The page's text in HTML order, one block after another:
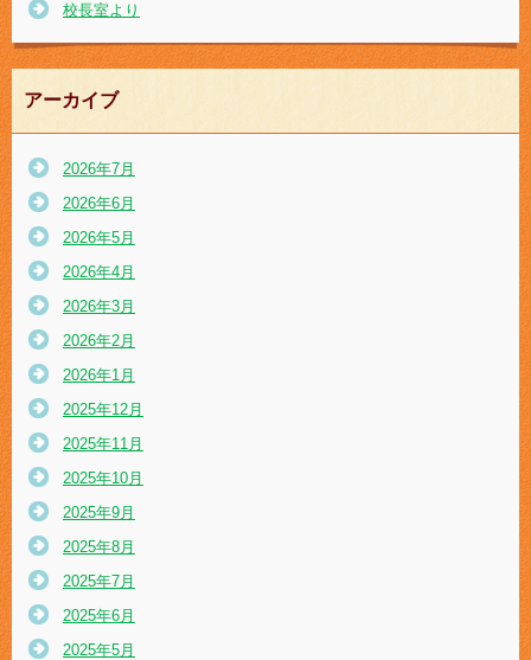
校長室より
アーカイブ
2026年7月
2026年6月
2026年5月
2026年4月
2026年3月
2026年2月
2026年1月
2025年12月
2025年11月
2025年10月
2025年9月
2025年8月
2025年7月
2025年6月
2025年5月